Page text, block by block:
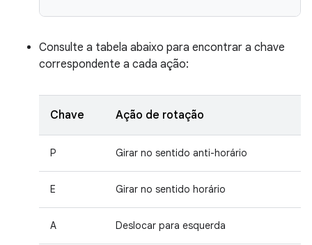
Consulte a tabela abaixo para encontrar a chave
correspondente a cada ação:
Chave Ação de rotação
P Girar no sentido anti-horário
E Girar no sentido horário
A Deslocar para esquerda